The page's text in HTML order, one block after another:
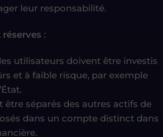
leur responsabilité.
:
utilisateurs doivent être investis
et à faible risque, par exemple
être séparés des autres actifs de
dans un compte distinct dans